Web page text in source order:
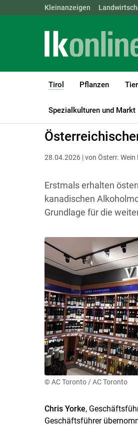
Landwirtschaftskammern:
Kleinanzeigen
Tirol
(current)1
Pflanzen
Spezialkulturen und Markt
LK Tirol Tirol
28.04.2026 | von Österr. Wein
Erstmals erhalten
kanadischen
Grundlage für die
© AC Toronto / AC Toronto
Chris Yorke,
Geschäftsführer